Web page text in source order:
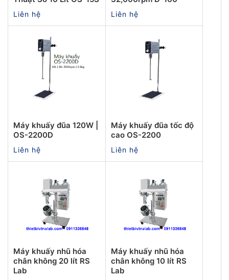
Liên hệ Liên hệ
Máy khuấy đũa 120W |
OS-2200D
Liên hệ
Máy khuấy đũa tốc độ
cao OS-2200
Liên hệ
Máy khuấy nhũ hóa
chân không 20 lít RS
Lab
Máy khuấy nhũ hóa
chân không 10 lít RS
Lab